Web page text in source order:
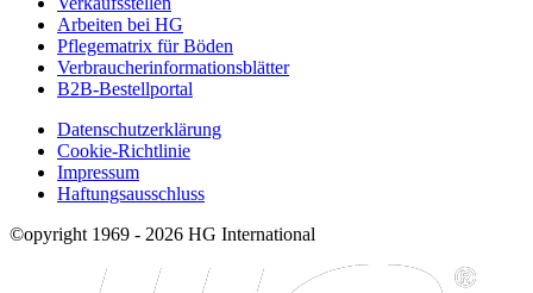
Arbeiten bei HG
Pflegematrix für Böden
Verbraucherinformationsblätter
B2B-Bestellportal
Datenschutzerklärung
Cookie-Richtlinie
Impressum
Haftungsausschluss
©opyright 1969 - 2026 HG International